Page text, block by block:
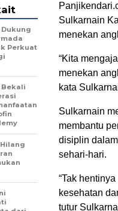
Sulkarnain
menekan
“Kita
menekan
kata
Sulkarnain
membantu
disiplin
sehari-hari.
“Tak
kesehatan
tutur
Perkuat
Bekali